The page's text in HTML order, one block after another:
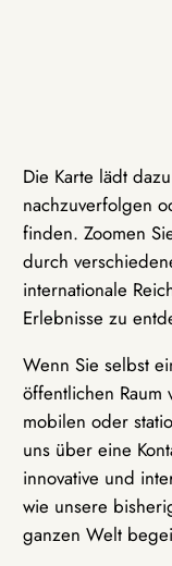
Die Karte lädt
nachzuverfolgen
finden. Zoomen
durch
internationale
Erlebnisse zu
Wenn Sie selbst
öffentlichen Raum
mobilen oder
uns über eine
innovative und
wie unsere
ganzen Welt